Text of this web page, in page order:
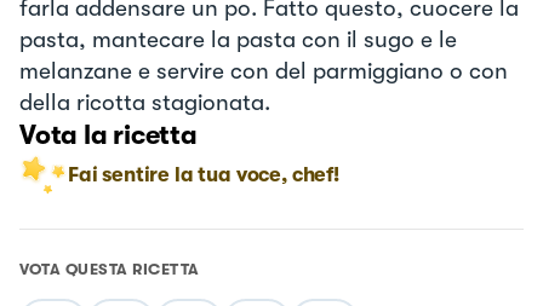
farla addensare un po. Fatto questo, cuocere la
pasta, mantecare la pasta con il sugo e le
melanzane e servire con del parmiggiano o con
della ricotta stagionata.
Vota la ricetta
Fai sentire la tua voce, chef!
VOTA QUESTA RICETTA